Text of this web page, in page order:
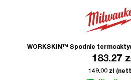
WORKSKIN™ Spodnie
183.27
149.00 zł